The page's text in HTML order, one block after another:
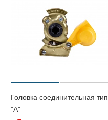
Головка соединительная тип
"А"